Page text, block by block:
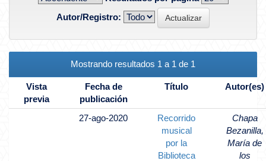
Autor/Registro:
Mostrando resultados 1 a 1 de 1
Vista
previa
Fecha de
publicación
Título Autor(es)
27-ago-2020
Recorrido
musical
por la
Biblioteca
Chapa
Bezanilla,
María de
los